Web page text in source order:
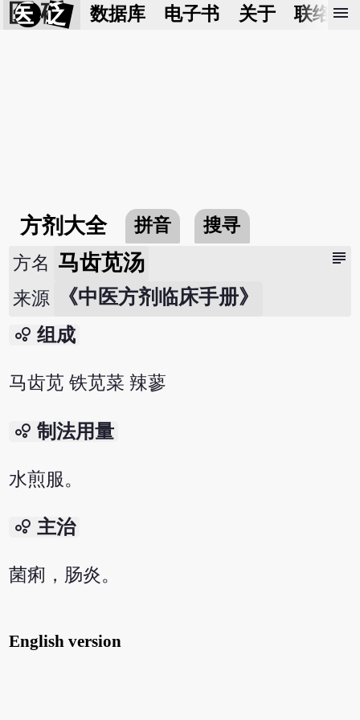
医 砭 数据库 电子书 关于 联络我
menu
方剂大全 拼音 搜寻
subject
方名 马齿苋汤
来源 《中医方剂临床手册》
bubble_chart 组成
马齿苋 铁苋菜 辣蓼
bubble_chart 制法用量
水煎服。
bubble_chart 主治
菌痢，肠炎。
English version